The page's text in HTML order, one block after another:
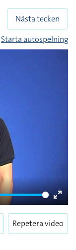
Nästa tecken
Starta autospelning
Enter
Repetera video